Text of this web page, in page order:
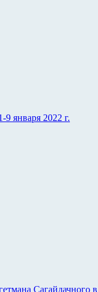
января 2022 г.
Сагайдачного